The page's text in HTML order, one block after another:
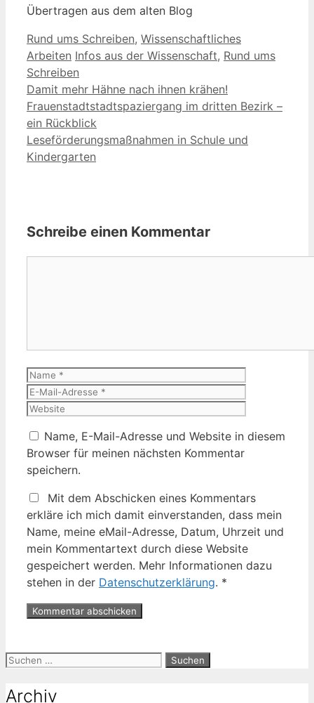
Übertragen aus dem alten Blog
Kategorien
Rund ums Schreiben, Wissenschaftliches
Arbeiten Schlagwörter
Infos aus der Wissenschaft, Rund ums
Schreiben
Damit mehr Hähne nach ihnen krähen!
Frauenstadtstadtspaziergang im dritten Bezirk –
ein Rückblick
Leseförderungsmaßnahmen in Schule und
Kindergarten
Schreibe einen Kommentar
Name
Name, E-Mail-Adresse und Website in diesem
Browser für meinen nächsten Kommentar
speichern.
Mit dem Abschicken eines Kommentars
erkläre ich mich damit einverstanden, dass mein
Name, meine eMail-Adresse, Datum, Uhrzeit und
mein Kommentartext durch diese Website
gespeichert werden. Mehr Informationen dazu
stehen in der Datenschutzerklärung. *
Suche
Archiv